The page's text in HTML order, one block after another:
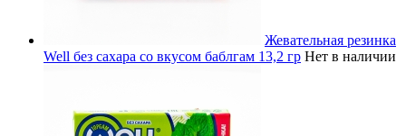
Жевательная резинка
Well без сахара со вкусом баблгам 13,2 гр Нет в наличии